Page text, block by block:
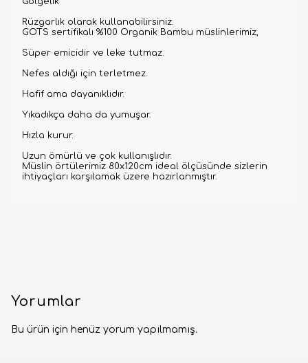
Rüzgarlık olarak kullanabilirsiniz.
GOTS sertifikalı %100 Organik Bambu müslinlerimiz,
Süper emicidir ve leke tutmaz.
Nefes aldığı için terletmez.
Hafif ama dayanıklıdır.
Yıkadıkça daha da yumuşar.
Hızla kurur.
Uzun ömürlü ve çok kullanışlıdır.
Müslin örtülerimiz 80x120cm ideal ölçüsünde sizlerin
ihtiyaçları karşılamak üzere hazırlanmıştır.
Yorumlar
Bu ürün için henüz yorum yapılmamış.